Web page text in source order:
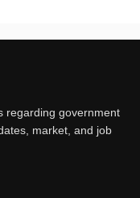
regarding government
market, and job